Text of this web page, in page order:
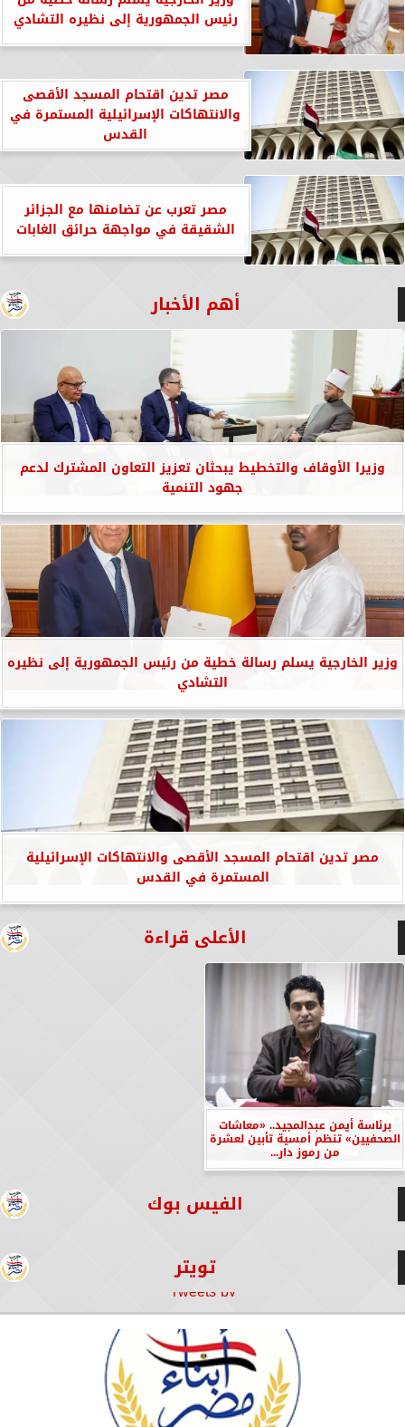
رئيس الجمهورية إلى نظيره التشادي
مصر تدين اقتحام المسجد الأقصى
والانتهاكات الإسرائيلية المستمرة في
القدس
مصر تعرب عن تضامنها مع الجزائر
الشقيقة في مواجهة حرائق الغابات
أهم الأخبار
وزيرا الأوقاف والتخطيط يبحثان تعزيز التعاون المشترك لدعم
جهود التنمية
وزير الخارجية يسلم رسالة خطية من رئيس الجمهورية إلى نظيره
التشادي
مصر تدين اقتحام المسجد الأقصى والانتهاكات الإسرائيلية
المستمرة في القدس
الأعلى قراءة
برئاسة أيمن عبدالمجيد.. «معاشات
الصحفيين» تنظم أمسية تأبين لعشرة
من رموز دار...
الفيس بوك
تويتر
Tweets by